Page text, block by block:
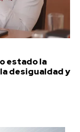
estado la
desigualdad y